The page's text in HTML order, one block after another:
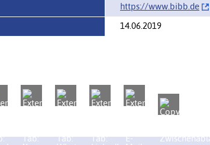
https://‌www.bibb.de
14.06.2019